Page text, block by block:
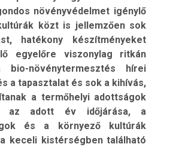
növényvédelmet igénylő
közt is jellemzően sok
hatékony készítményeket
egyelőre viszonylag ritkán
bio-növénytermesztés hírei
a tapasztalat és sok a kihívás,
a termőhelyi adottságok
az adott év időjárása, a
és a környező kultúrák
keceli kistérségben található